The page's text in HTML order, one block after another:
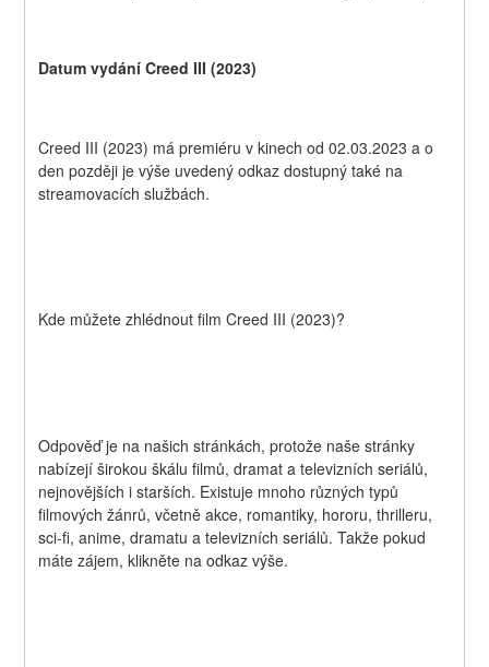
Datum vydání Creed III (2023)
Creed III (2023) má premiéru v kinech od 02.03.2023 a o
den později je výše uvedený odkaz dostupný také na
streamovacích službách.
Kde můžete zhlédnout film Creed III (2023)?
Odpověď je na našich stránkách, protože naše stránky
nabízejí širokou škálu filmů, dramat a televizních seriálů,
nejnovějších i starších. Existuje mnoho různých typů
filmových žánrů, včetně akce, romantiky, hororu, thrilleru,
sci-fi, anime, dramatu a televizních seriálů. Takže pokud
máte zájem, klikněte na odkaz výše.